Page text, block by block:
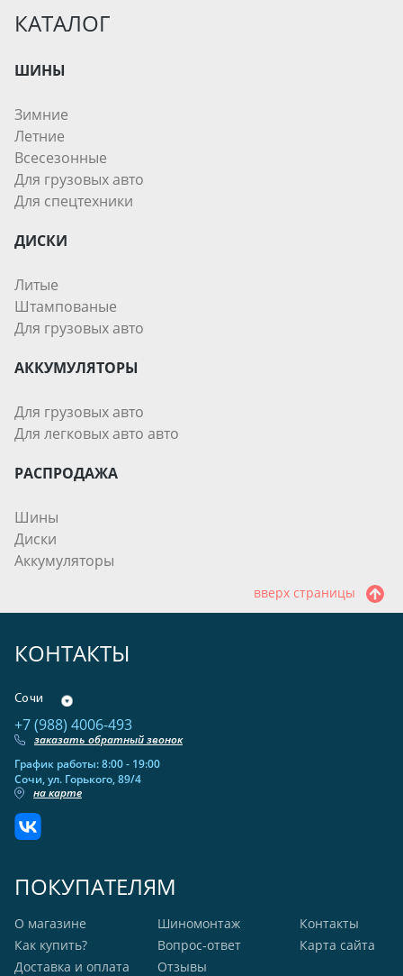
КАТАЛОГ
ШИНЫ
Зимние
Летние
Всесезонные
Для грузовых авто
Для спецтехники
ДИСКИ
Литые
Штампованые
Для грузовых авто
АККУМУЛЯТОРЫ
Для грузовых авто
Для легковых авто авто
РАСПРОДАЖА
Шины
Диски
Аккумуляторы
вверх страницы
КОНТАКТЫ
Сочи
+7 (988) 4006-493
заказать обратный звонок
График работы: 8:00 - 19:00
Сочи, ул. Горького, 89/4
на карте
ПОКУПАТЕЛЯМ
О магазине
Как купить?
Доставка и оплата
Шиномонтаж
Вопрос-ответ
Отзывы
Контакты
Карта сайта